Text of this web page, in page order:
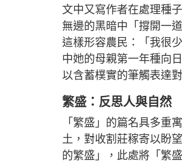
文中又寫作者在處理種
無邊的黑暗中「撐開一
這樣形容農民：「我很
中她的母親第一年種向
以含蓄樸實的筆觸表達
繁盛：反思人與自然
「繁盛」的篇名具多重
土，對收割莊稼寄以盼
的繁盛」，此處將「繁